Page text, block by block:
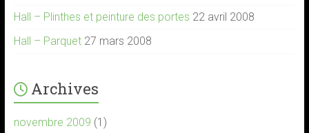
Hall – Plinthes et peinture des portes 22 avril 2008
Hall – Parquet 27 mars 2008
Archives
novembre 2009 (1)